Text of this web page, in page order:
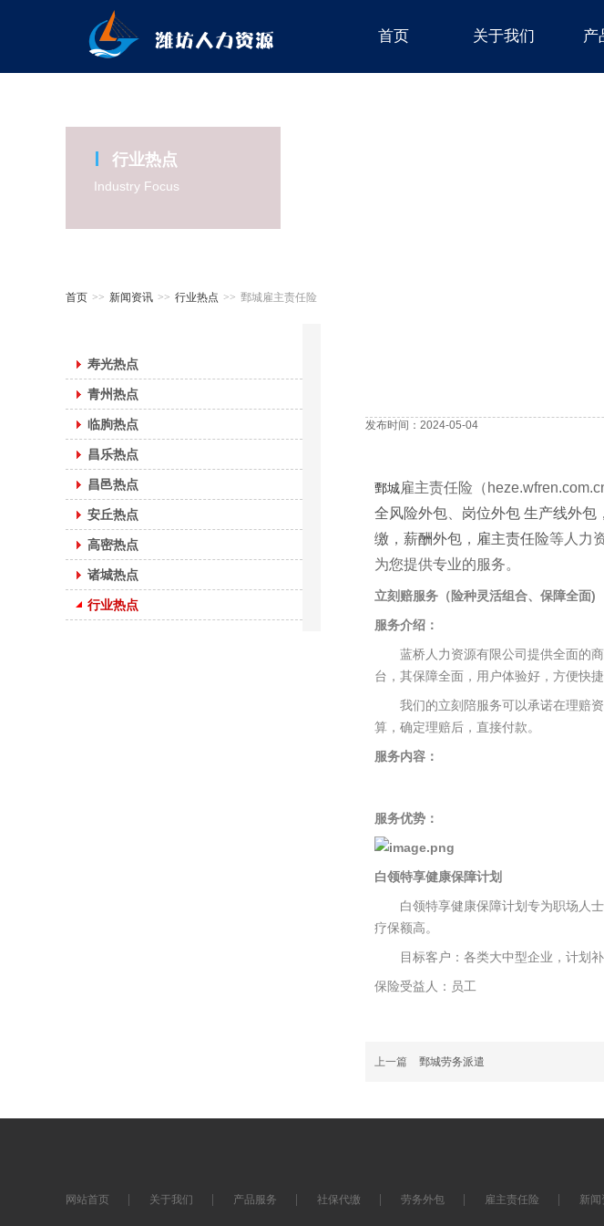
首页 关于我们 产
行业热点
Industry Focus
首页 >> 新闻资讯 >> 行业热点 >> 鄄城雇主责任险
寿光热点
青州热点
临朐热点
昌乐热点
昌邑热点
安丘热点
高密热点
诸城热点
行业热点
发布时间：2024-05-04
鄄城雇主责任险（
全风险外包
岗位外包 生产线外包 ，
缴 ， 薪酬外包 ， 雇主责任险等人力
为您提供专业的服务。
立刻赔服务（险种灵活组合、保障全面)
服务介绍：
蓝桥人力资源有限公司提供全面的商
台，其保障全面，用户体验好，方便快捷
我们的立刻陪服务可以承诺在理赔资
算，确定理赔后，直接付款。
服务内容：
服务优势：
白领特享健康保障计划
白领特享健康保障计划专为职场人士
疗保额高。
目标客户：各类大中型企业，计划补
保险受益人：员工
上一篇 鄄城劳务派遣
网站首页 关于我们 产品服务 社保代缴 劳务外包 雇主责任险 新闻